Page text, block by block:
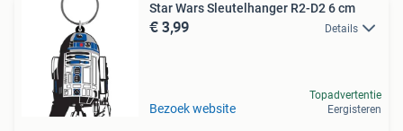
Star Wars Sleutelhanger R2-D2 6 cm
€ 3,99 Details
Bezoek website
Topadvertentie
Eergisteren